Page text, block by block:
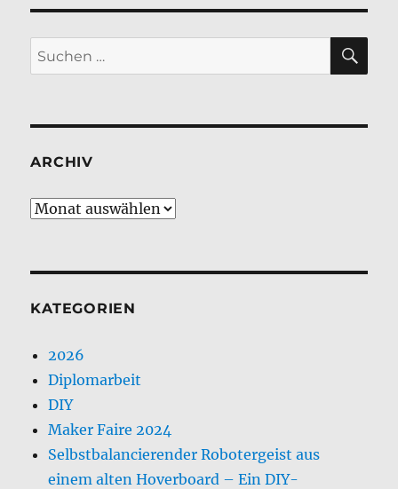
Suchen
nach:
ARCHIV
Archiv
KATEGORIEN
2026
Diplomarbeit
DIY
Maker Faire 2024
Selbstbalancierender Robotergeist aus
einem alten Hoverboard – Ein DIY-